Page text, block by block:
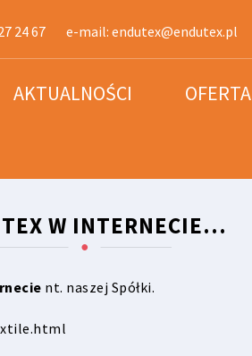
24 67 e-mail: endutex@endutex.pl
AKTUALNOŚCI OFERTA
W INTERNECIE…
nt. naszej Spółki.